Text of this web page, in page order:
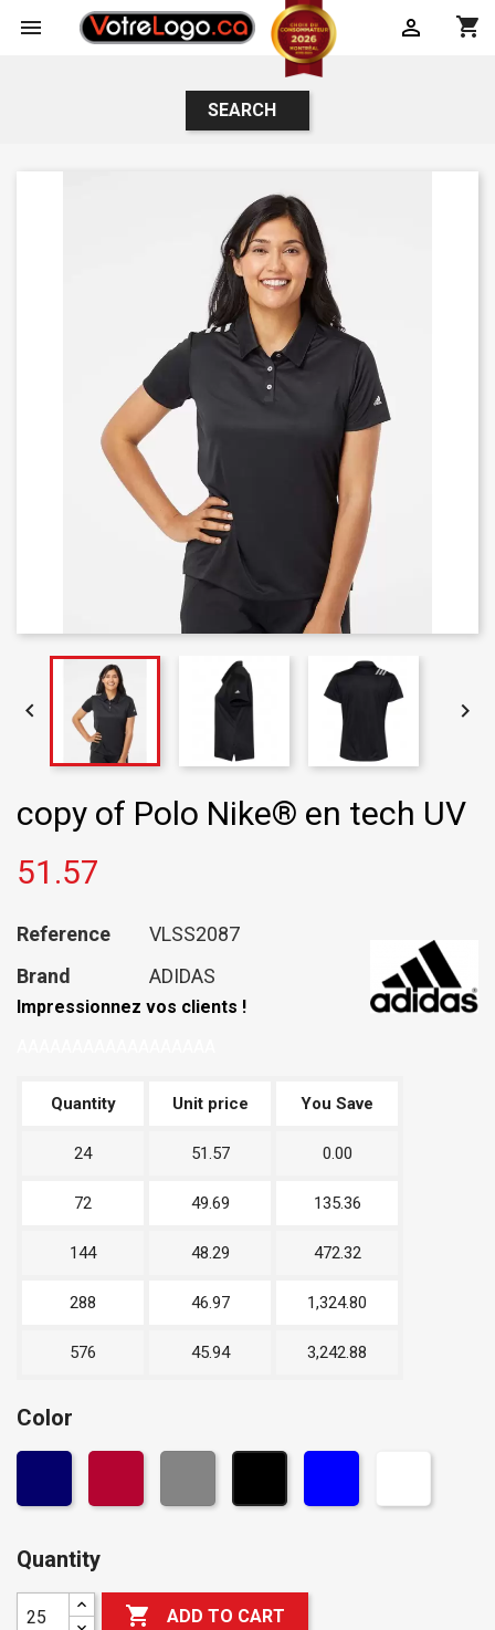
 shopping_cart

SEARCH
 
copy of Polo Nike® en tech UV
51.57
Reference
VLSS2087
Brand
ADIDAS
Impressionnez vos clients !
Quantity Unit price You Save
24 51.57 0.00
72 49.69 135.36
144 48.29 472.32
288 46.97 1,324.80
576 45.94 3,242.88
Color
Quantity
 ADD TO CART